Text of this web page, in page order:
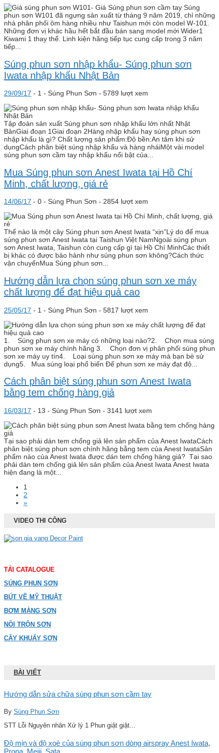
Súng
phun sơn W101 đã ngưng sản xuất từ tháng 9 năm 2019, chỉ những
nhà phân phối ôm hàng nhiều như Taishun mới còn model W-101.
Những đơn vị khác hầu hết bắt đầu bán sang model mới Wider1
Kiwami 1 thay thế. Linh kiện hãng tiếp tục cung cấp trong 3 năm
tiếp...
Súng phun sơn nhập khẩu- Súng phun sơn
Iwata nhập khẩu Nhật Bản
29/09/17 - 1 - Súng Phun Sơn - 5789 lượt xem
Tập đoàn sản xuất Súng phun sơn nhập khẩu lớn nhất Nhật
BảnGiai đoạn 1Giai đoạn 2Hàng nhập khẩu hay súng phun sơn
nhập khẩu là gì? Chất lượng sản phẩm:Độ bền:An tâm khi sử
dụngCách phân biệt súng nhập khẩu và hàng nháiMột vài model
súng phun sơn cầm tay nhập khẩu nổi bật của...
Mua Súng phun sơn Anest Iwata tại Hồ Chí
Minh, chất lượng, giá rẻ
14/06/17 - 0 - Súng Phun Sơn - 2854 lượt xem
Thế nào là một cây Súng phun sơn Anest Iwata “xịn”Lý do để mua
súng phun sơn Anest Iwata tại Taishun Việt NamNgoài súng phun
sơn Anest Iwata, Taishun còn cung cấp gì tại Hồ Chí MinhCác thiết
bị khác có được bảo hành như súng phun sơn không?Cách thức
vận chuyểnMua Súng phun sơn...
Hướng dẫn lựa chọn súng phun sơn xe máy
chất lượng để đạt hiệu quả cao
25/05/17 - 1 - Súng Phun Sơn - 5817 lượt xem
1. Súng phun sơn xe máy có những loại nào?2. Chọn mua súng
phun sơn xe máy chính hãng 3. Chọn đơn vị phân phối súng phun
sơn xe máy uy tín4. Loại súng phun sơn xe máy mà bạn bè sử
dụng5. Mua súng loại phổ biến Để phun sơn xe máy đạt độ...
Cách phân biệt súng phun sơn Anest Iwata
bằng tem chống hàng giả
16/03/17 - 13 - Súng Phun Sơn - 3141 lượt xem
Tại sao phải dán tem chống giả lên sản phẩm của Anest IwataCách
phân biệt súng phun sơn chính hãng bằng tem của Anest IwataSản
phẩm nào của Anest Iwata được dán tem chống hàng giả? Tại sao
phải dán tem chống giả lên sản phẩm của Anest Iwata Anest Iwata
hiện đang là một...
1
2
»
VIDEO THI CÔNG
TẢI CATALOGUE
SÚNG PHUN SƠN
BÚT VẼ MỸ THUẬT
BƠM MÀNG SƠN
NỒI TRỘN SƠN
CÂY KHUẤY SƠN
BÀI VIẾT
Hướng dẫn sửa chữa súng phun sơn cầm tay
By Súng Phun Sơn
STT Lỗi Nguyên nhân Xử lý 1 Phun giật giật...
Độ mịn và độ xoè của súng phun sơn dòng airspray Anest Iwata,
Prona, Meiji, Sata..